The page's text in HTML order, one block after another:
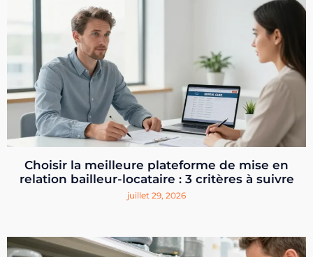
Choisir la meilleure plateforme de mise en
relation bailleur-locataire : 3 critères à suivre
juillet 29, 2026